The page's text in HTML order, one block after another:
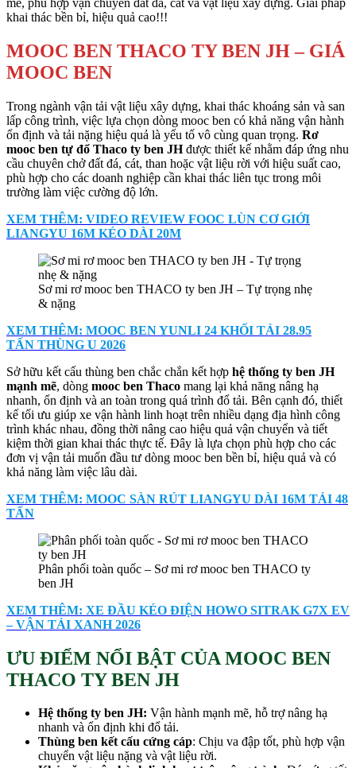
khai thác bền bỉ, hiệu quả cao!!!
MOOC BEN THACO TY BEN JH – GIÁ
MOOC BEN
Trong ngành vận tải vật liệu xây dựng, khai thác khoáng sản và san
lấp công trình, việc lựa chọn dòng mooc ben có khả năng vận hành
ổn định và tải nặng hiệu quả là yếu tố vô cùng quan trọng. Rơ
mooc ben tự đổ Thaco ty ben JHđược thiết kế nhằm đáp ứng nhu
cầu chuyên chở đất đá, cát, than hoặc vật liệu rời với hiệu suất cao,
phù hợp cho các doanh nghiệp cần khai thác liên tục trong môi
trường làm việc cường độ lớn.
XEM THÊM: VIDEO REVIEW FOOC LÙN CƠ GIỚI
LIANGYU 16M KÉO DÀI 20M
Sơ mi rơ mooc ben THACO ty ben JH – Tự trọng nhẹ
& nặng
XEM THÊM: MOOC BEN YUNLI 24 KHỐI TẢI 28.95
TẤN THÙNG U 2026
Sở hữu kết cấu thùng ben chắc chắn kết hợp hệ thống ty ben JH
mạnh mẽ, dòng mooc ben Thaco mang lại khả năng nâng hạ
nhanh, ổn định và an toàn trong quá trình đổ tải. Bên cạnh đó, thiết
kế tối ưu giúp xe vận hành linh hoạt trên nhiều dạng địa hình công
trình khác nhau, đồng thời nâng cao hiệu quả vận chuyển và tiết
kiệm thời gian khai thác thực tế. Đây là lựa chọn phù hợp cho các
đơn vị vận tải muốn đầu tư dòng mooc ben bền bỉ, hiệu quả và có
khả năng làm việc lâu dài.
XEM THÊM: MOOC SÀN RÚT LIANGYU DÀI 16M TẢI 48
TẤN
Phân phối toàn quốc – Sơ mi rơ mooc ben THACO ty
ben JH
XEM THÊM: XE ĐẦU KÉO ĐIỆN HOWO SITRAK G7X EV
– VẬN TẢI XANH 2026
ƯU ĐIỂM NỔI BẬT CỦA MOOC BEN
THACO TY BEN JH
Hệ thống ty ben JH: Vận hành mạnh mẽ, hỗ trợ nâng hạ
nhanh và ổn định khi đổ tải.
Thùng ben kết cấu cứng cáp: Chịu va đập tốt, phù hợp vận
chuyển vật liệu nặng và vật liệu rời.